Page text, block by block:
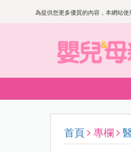
為提供您更多優質的內容，本網站
首頁 專欄